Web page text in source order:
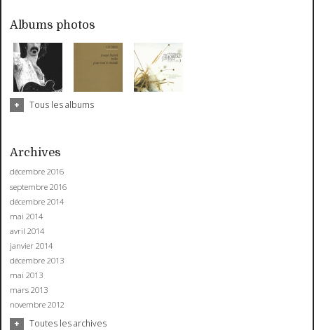
Albums photos
Tous les albums
Archives
décembre 2016
septembre 2016
décembre 2014
mai 2014
avril 2014
janvier 2014
décembre 2013
mai 2013
mars 2013
novembre 2012
Toutes les archives